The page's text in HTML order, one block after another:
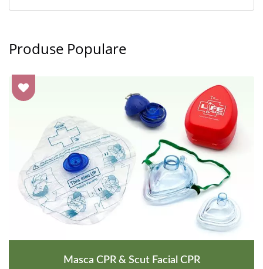
Produse Populare
Masca CPR & Scut Facial CPR